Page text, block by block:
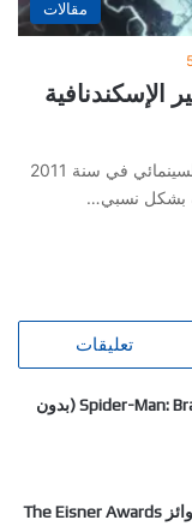
مقالات
الإسكندنافية
مع أول ظهور لشخصية Thor في عالم Marvel السينمائي في سنة 2011
بشكل نسبي…
تعليقات
مراجعة فلم Spider-Man: Brand New Day (بدون
اللائحة الكاملة للفائزين بجوائز The Eisner Awards